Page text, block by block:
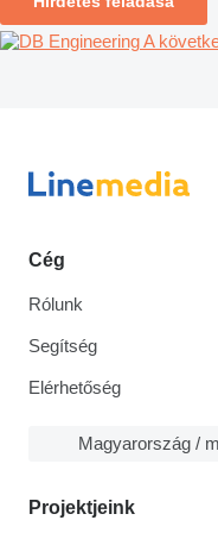
A
Cég
Rólunk
Segítség
Elérhetőség
Magyarország /
Projektjeink